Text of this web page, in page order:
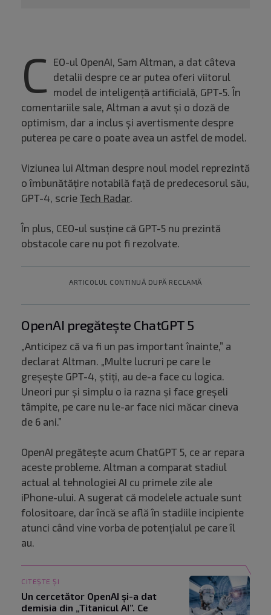
C EO-ul OpenAI, Sam Altman, a dat câteva
detalii despre ce ar putea oferi viitorul
model de inteligență artificială, GPT-5. În
comentariile sale, Altman a avut și o doză de
optimism, dar a inclus și avertismente despre
puterea pe care o poate avea un astfel de model.
Viziunea lui Altman despre noul model reprezintă
o îmbunătățire notabilă față de predecesorul său,
GPT-4, scrie Tech Radar.
În plus, CEO-ul susține că GPT-5 nu prezintă
obstacole care nu pot fi rezolvate.
ARTICOLUL CONTINUĂ DUPĂ RECLAMĂ
OpenAI pregătește ChatGPT 5
„Anticipez că va fi un pas important înainte,” a
declarat Altman. „Multe lucruri pe care le
greșește GPT-4, știți, au de-a face cu logica.
Uneori pur și simplu o ia razna și face greșeli
tâmpite, pe care nu le-ar face nici măcar cineva
de 6 ani.”
OpenAI pregătește acum ChatGPT 5, ce ar repara
aceste probleme. Altman a comparat stadiul
actual al tehnologiei AI cu primele zile ale
iPhone-ului. A sugerat că modelele actuale sunt
folositoare, dar încă se află în stadiile incipiente
atunci când vine vorba de potențialul pe care îl
au.
CITEȘTE ȘI
Un cercetător OpenAI și-a dat
demisia din „Titanicul AI”. Ce